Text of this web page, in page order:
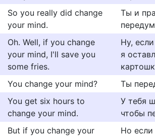
So you really did change
your mind.
Ты и
Oh. Well, if you change
your mind, I'll save you
some fries.
Ну,
я
You change your mind?
Ты
You get six hours to
change your mind.
У тебя
чтобы
But if you change your
Но